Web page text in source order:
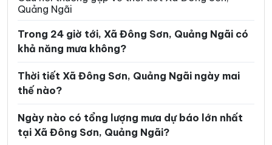
Xã Minh Long Xã Mỏ Cày
Xã Nghĩa Giang
Xã Ngọk Bay Xã Ngọk Réo
Xã Ngọk Tụ
Xã Phước Giang Xã Rờ Kơi
Quảng Ngãi
Trong 24 giờ tới, Xã Đông Sơn, Quảng Ngãi có
khả năng mưa không?
Thời tiết Xã Đông Sơn, Quảng Ngãi ngày mai
thế nào?
Ngày nào có tổng lượng mưa dự báo lớn nhất
tại Xã Đông Sơn, Quảng Ngãi?